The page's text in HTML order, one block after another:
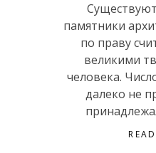
памятники
по праву
великими
человека.
далеко не